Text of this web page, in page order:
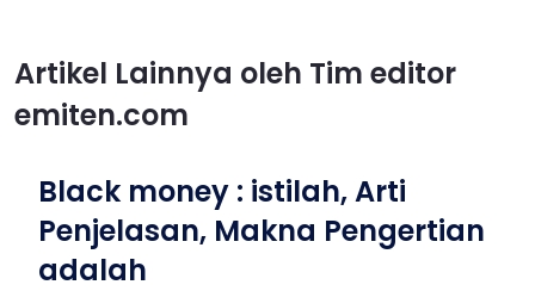
Artikel Lainnya oleh Tim editor
emiten.com
Black money : istilah, Arti
Penjelasan, Makna Pengertian
adalah